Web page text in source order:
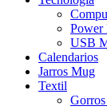
Power
USB
Calendarios
Jarros Mug
Textil